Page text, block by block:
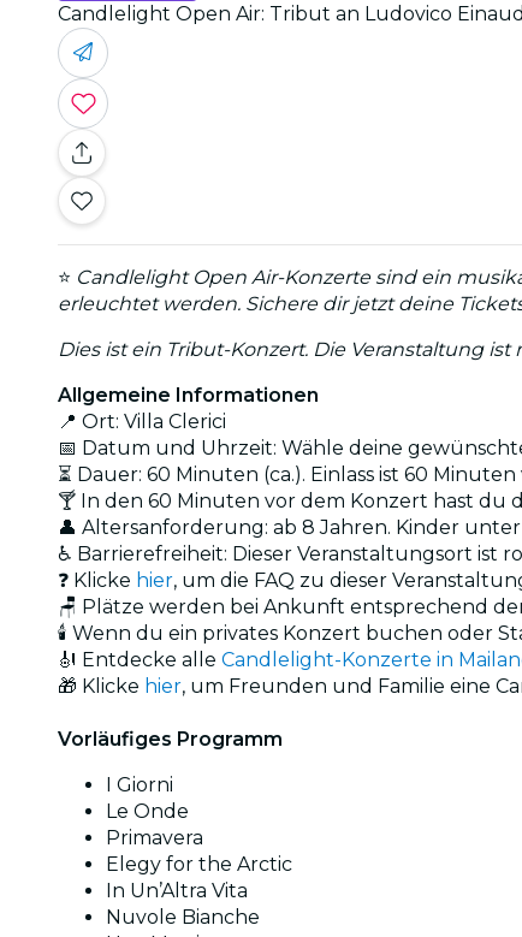
Candlelight Open Air: Tribut an Ludovico
⭐ Candlelight Open Air-Konzerte sind ein
erleuchtet werden. Sichere dir jetzt deine
Dies ist ein Tribut-Konzert. Die Veranstaltung
Allgemeine Informationen
📍 Ort: Villa Clerici
📅 Datum und Uhrzeit: Wähle deine
⏳ Dauer: 60 Minuten (ca.). Einlass ist 60
🍸 In den 60 Minuten vor dem Konzert hast du
👤 Altersanforderung: ab 8 Jahren. Kinder
♿ Barrierefreiheit: Dieser Veranstaltungsort ist
❓ Klicke hier, um die FAQ zu dieser
🪑 Plätze werden bei Ankunft entsprechend
🕯️ Wenn du ein privates Konzert buchen oder
🎻 Entdecke alle Candlelight-Konzerte in
🎁 Klicke hier, um Freunden und Familie eine
Vorläufiges Programm
I Giorni
Le Onde
Primavera
Elegy for the Arctic
In Un’Altra Vita
Nuvole Bianche